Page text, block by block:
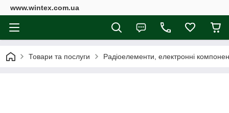
www.wintex.com.ua
Товари та послуги Радіоелементи, електронні